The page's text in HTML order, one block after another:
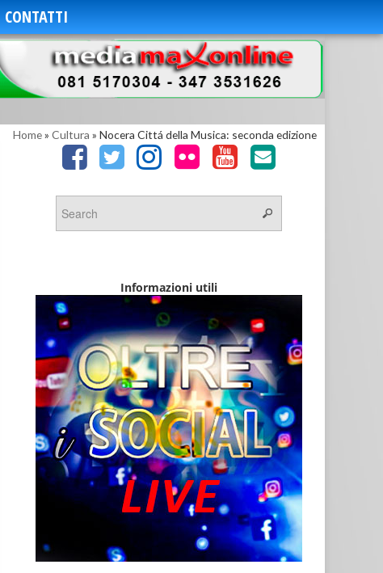
CONTATTI
Home» Cultura » Nocera Cittá della Musica: seconda edizione
Informazioni utili